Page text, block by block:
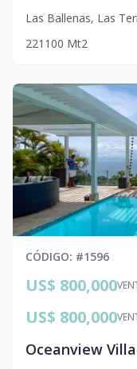
Las Ballenas, Las
221 100 Mt2
CÓDIGO: #1596
US$ 800,000
US$ 800,000
Oceanview